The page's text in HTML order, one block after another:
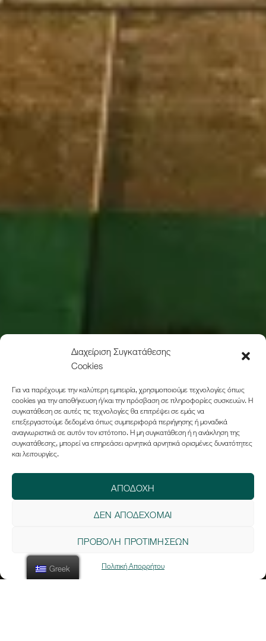
Διαχείριση Συγκατάθεσης
Cookies
Για να παρέχουμε την καλύτερη εμπειρία, χρησιμοποιούμε τεχνολογίες όπως
cookies για την αποθήκευση ή/και την πρόσβαση σε πληροφορίες συσκευών. Η
συγκατάθεση σε αυτές τις τεχνολογίες θα επιτρέψει σε εμάς να
επεξεργαστούμε δεδομένα όπως συμπεριφορά περιήγησης ή μοναδικά
αναγνωριστικά σε αυτόν τον ιστότοπο. Η μη συγκατάθεση ή η ανάκληση της
συγκατάθεσης, μπορεί να επηρεάσει αρνητικά αρνητικά ορισμένες δυνατότητες
και λειτουργίες.
ΑΠΟΔΟΧΉ
ΔΕΝ ΑΠΟΔΈΧΟΜΑΙ
ΠΡΟΒΟΛΉ ΠΡΟΤΙΜΉΣΕΩΝ
Πολιτική Απορρήτου
Greek